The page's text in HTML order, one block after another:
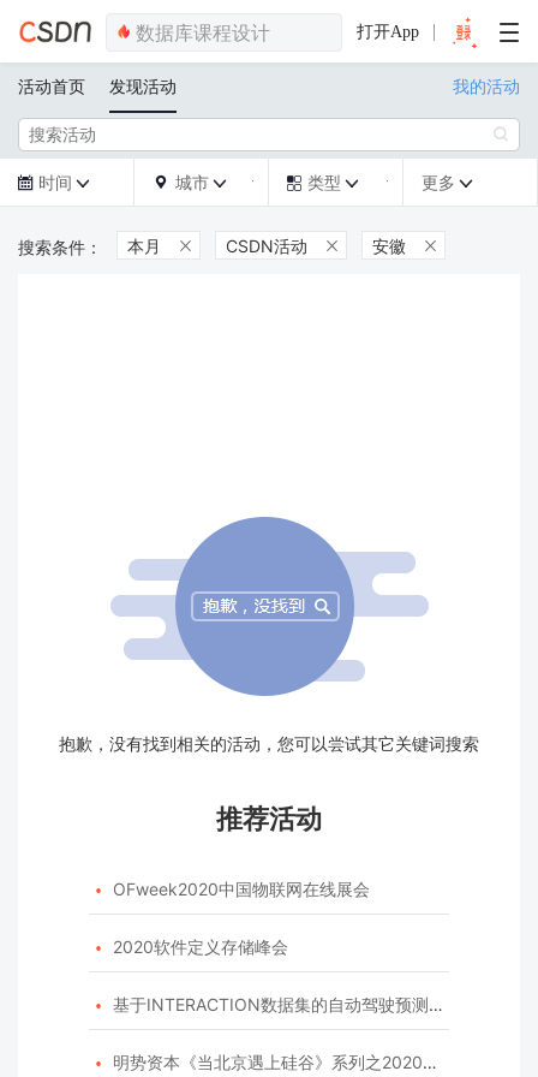
打开App
活动首页 发现活动 我的活动

 时间   城市   类型  更多 
本月  CSDN活动  安徽 
抱歉，没有找到相关的活动，您可以尝试其它关键词搜索
推荐活动
 OFweek2020中国物联网在线展会
 2020软件定义存储峰会
 基于INTERACTION数据集的自动驾驶预测模型挑战赛
 明势资本《当北京遇上硅谷》系列之2020年度开源峰会